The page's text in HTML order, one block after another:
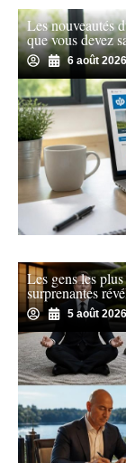
Les nouveautés
que vous devez
6 août 2026
Les gens les
surprenantes
5 août 2026